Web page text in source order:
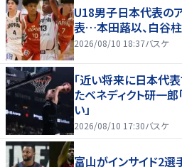
U18男子日本代表の
表…本田蕗以、白谷
2026/08/10 18:37バスケ
「近い将来に日本代
たベネディクト研一
い」
2026/08/10 17:30バスケ
富山がインサイド2